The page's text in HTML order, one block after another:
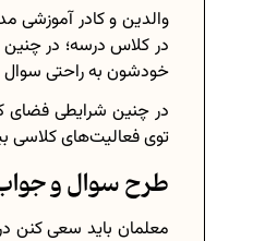
والدین و کادر آموزشی
در کلاس درسه؛ در
خود‌شون به راحتی
در چنین شرایطی فضای
توی فعالیت‌های کلاسی
طرح سوال و
معلمان باید سعی کنن